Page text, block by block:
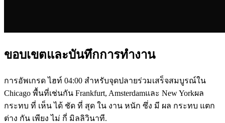
ขอบเขตและบันทึกการทํางาน
การอัพเกรด ไฮท์ 04:00 สําหรับจุดปลายร่วมเสร็จสมบูรณ์ใน
Chicago พื้นที่เช่นกัน Frankfurt, Amsterdamและ New Yorkผล
กระทบ ที่ เห็น ได้ ชัด ที่ สุด ใน งาน หนัก ซึ่ง มี ผล กระทบ แตก
ต่าง กัน เพียง ไม่ กี่ มิลลิวินาที.